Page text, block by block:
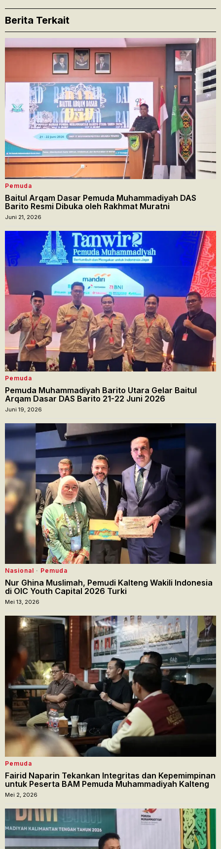
Berita Terkait
Pemuda
Baitul Arqam Dasar Pemuda Muhammadiyah DAS
Barito Resmi Dibuka oleh Rakhmat Muratni
Juni 21, 2026
Pemuda
Pemuda Muhammadiyah Barito Utara Gelar Baitul
Arqam Dasar DAS Barito 21-22 Juni 2026
Juni 19, 2026
Nasional · Pemuda
Nur Ghina Muslimah, Pemudi Kalteng Wakili Indonesia
di OIC Youth Capital 2026 Turki
Mei 13, 2026
Pemuda
Fairid Naparin Tekankan Integritas dan Kepemimpinan
untuk Peserta BAM Pemuda Muhammadiyah Kalteng
Mei 2, 2026